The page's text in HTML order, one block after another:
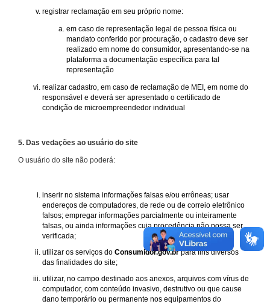
registrar reclamação em seu próprio nome:
em caso de representação legal de pessoa física ou
mandato conferido por procuração, o cadastro deve ser
realizado em nome do consumidor, apresentando-se na
plataforma a documentação específica para tal
representação
realizar cadastro, em caso de reclamação de MEI, em nome do
responsável e deverá ser apresentado o certificado de
condição de microempreendedor individual
5. Das vedações ao usuário do site
O usuário do site não poderá:
inserir no sistema informações falsas e/ou errôneas; usar
endereços de computadores, de rede ou de correio eletrônico
falsos; empregar informações parcialmente ou inteiramente
falsas, ou ainda informações cuja procedência não possa ser
verificada;
utilizar os serviços do Consumidor.gov.brpara fins diversos
das finalidades do site;
utilizar, no campo destinado aos anexos, arquivos com vírus de
computador, com conteúdo invasivo, destrutivo ou que cause
dano temporário ou permanente nos equipamentos do